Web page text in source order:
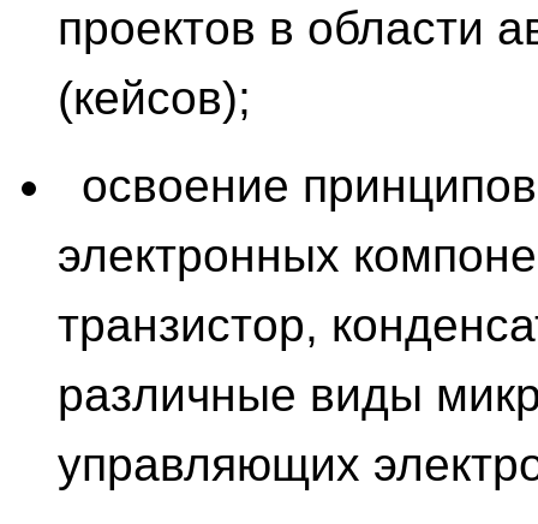
проектов в области
(кейсов);
освоение
электронных
транзистор,
различные виды
управляющих